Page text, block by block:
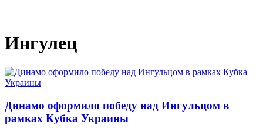
Ингулец
Динамо оформило победу над Ингульцом в
рамках Кубка Украины